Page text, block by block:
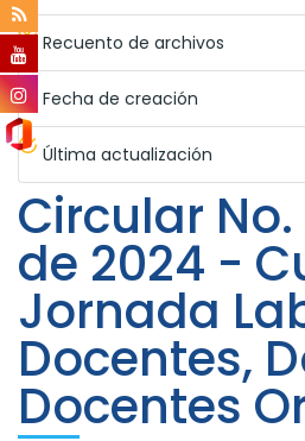
Recuento de archivos
Fecha de creación
Última actualización
Circular
de 2024 -
Jornada
Docentes,
Docentes